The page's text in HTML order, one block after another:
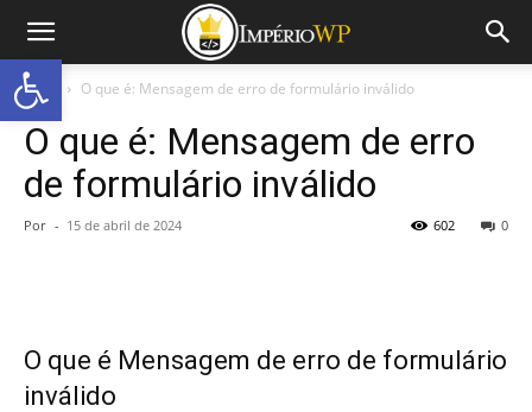
Início O que é: Mensagem de erro de formulário inválido
O que é: Mensagem de erro
de formulário inválido
Por - 15 de abril de 2024 0
602
O que é Mensagem de erro de formulário
inválido
Abrir a barra de ferramentas